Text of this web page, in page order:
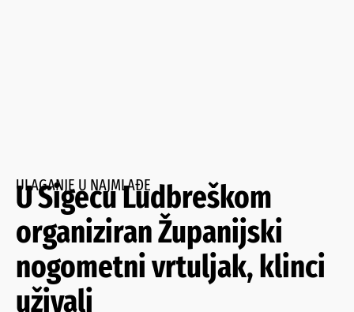
ULAGANJE U NAJMLAĐE
U Sigecu Ludbreškom
organiziran Županijski
nogometni vrtuljak, klinci
uživali